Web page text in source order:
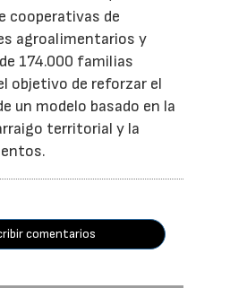
cooperativas de
agroalimentarios y
174.000 familias
objetivo de reforzar el
un modelo basado en la
territorial y la
comentarios